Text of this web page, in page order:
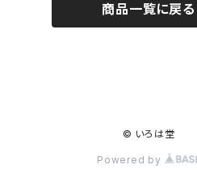
商品一覧に戻る
© いろは堂
Powered by